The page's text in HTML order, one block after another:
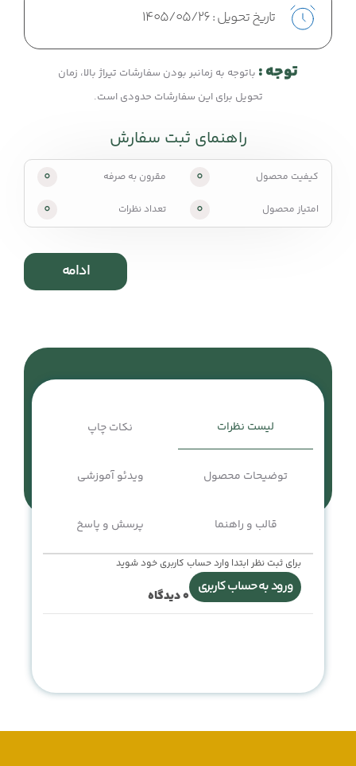
تاریخ تحویل :1405/05/26
توجه : باتوجه به زمانبر بودن سفارشات تیراژ بالا، زمان
تحویل برای این سفارشات حدودی است.
راهنمای ثبت سفارش
کیفیت محصول 0 مقرون به صرفه 0
امتیاز محصول 0 تعداد نظرات 0
ادامه
لیست نظرات نکات چاپ
توضیحات محصول ویدئو آموزشی
قالب و راهنما پرسش و پاسخ
برای ثبت نظر ابتدا وارد حساب کاربری خود شوید
ورود به حساب کاربری 0دیدگاه